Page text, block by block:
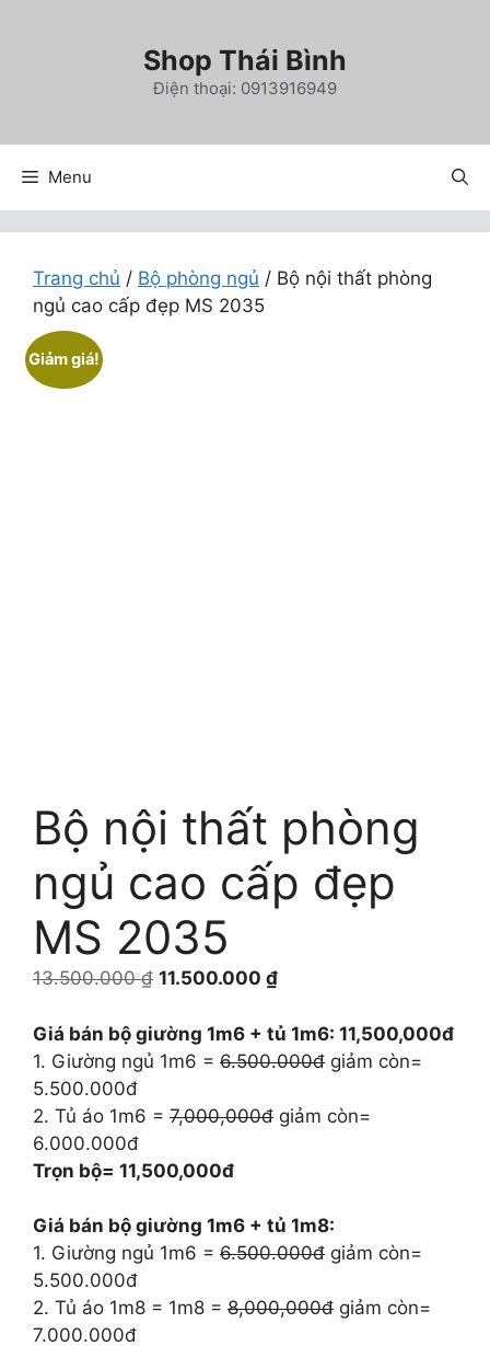
Shop Thái Bình
Điện thoại: 0913916949
Menu
Trang chủ / Bộ phòng ngủ / Bộ nội thất phòng
ngủ cao cấp đẹp MS 2035
Giảm giá!
Bộ nội thất phòng
ngủ cao cấp đẹp
MS 2035
13.500.000₫ Giá
là:
13.500.000 ₫.
11.500.000 ₫Giá
tại
là:
Giá bán bộ giường 1m6 + tủ 1m6: 11,500,000đ
1. Giường ngủ 1m6 = 6.500.000đ giảm còn=
5.500.000đ
2. Tủ áo 1m6 = 7,000,000đ giảm còn=
6.000.000đ
Trọn bộ= 11,500,000đ
Giá bán bộ giường 1m6 + tủ 1m8:
1. Giường ngủ 1m6 = 6.500.000đ giảm còn=
5.500.000đ
2. Tủ áo 1m8 = 1m8 = 8,000,000đ giảm còn=
7.000.000đ